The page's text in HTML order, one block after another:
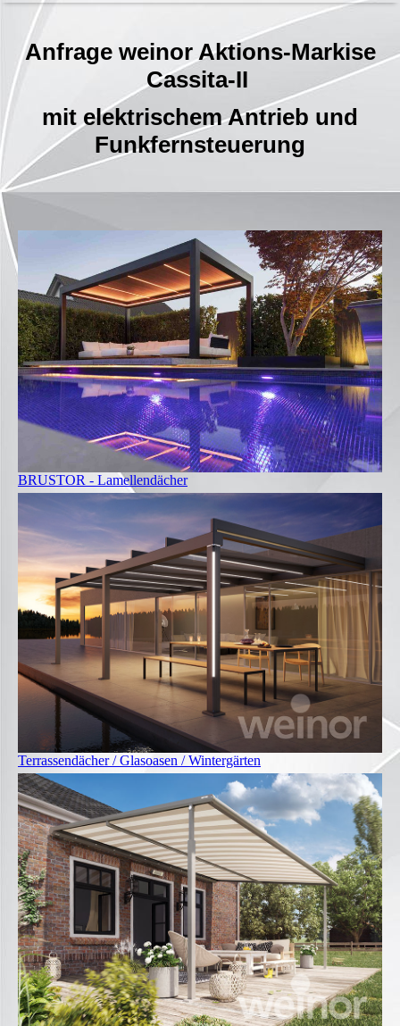
Anfrage weinor Aktions-Markise
Cassita-II
mit elektrischem Antrieb und
Funkfernsteuerung
BRUSTOR - Lamellendächer
Terrassendächer / Glasoasen / Wintergärten